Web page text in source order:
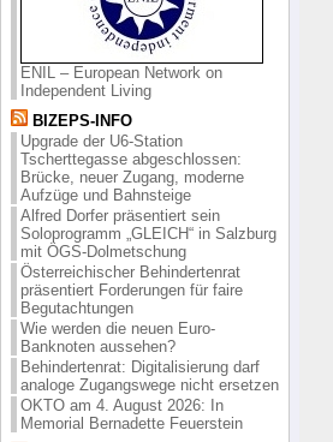
ENIL – European Network on
Independent Living
BIZEPS-INFO
Upgrade der U6-Station
Tscherttegasse abgeschlossen:
Brücke, neuer Zugang, moderne
Aufzüge und Bahnsteige
Alfred Dorfer präsentiert sein
Soloprogramm „GLEICH“ in Salzburg
mit ÖGS-Dolmetschung
Österreichischer Behindertenrat
präsentiert Forderungen für faire
Begutachtungen
Wie werden die neuen Euro-
Banknoten aussehen?
Behindertenrat: Digitalisierung darf
analoge Zugangswege nicht ersetzen
OKTO am 4. August 2026: In
Memorial Bernadette Feuerstein